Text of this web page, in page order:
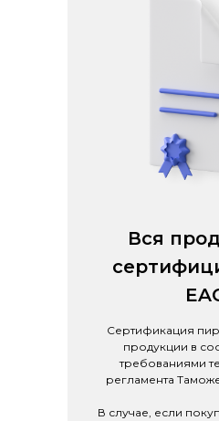
Вся
Сертификация
продукции в
требованиями
регламента
В случае, если